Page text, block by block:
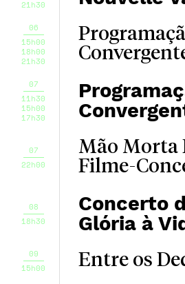
21h30
06
15h00
18h00
21h30
07
11h30
15h00
17h30
07
22h00
Mão Morta
Filme-
08
18h30
Concerto
Glória à
09
15h00
Entre os